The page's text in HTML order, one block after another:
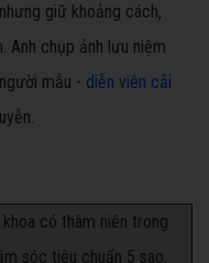
giữ khoảng cách,
Anh chụp ảnh lưu niệm
mẫu - diễn viên cải
có thâm niên trong
sóc tiêu chuẩn 5 sao,